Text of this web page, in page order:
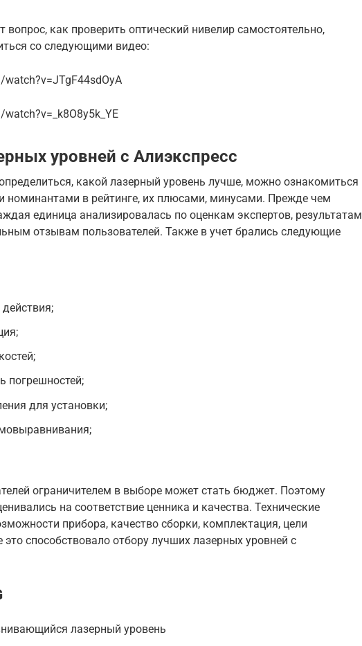
вопрос, как проверить оптический нивелир самостоятельно,
со следующими видео:
уровней с Алиэкспресс
какой лазерный уровень лучше, можно ознакомиться
номинантами в рейтинге, их плюсами, минусами. Прежде чем
единица анализировалась по оценкам экспертов, результатам
отзывам пользователей. Также в учет брались следующие
погрешностей;
для установки;
ограничителем в выборе может стать бюджет. Поэтому
на соответствие ценника и качества. Технические
прибора, качество сборки, комплектация, цели
это способствовало отбору лучших лазерных уровней с
лазерный уровень